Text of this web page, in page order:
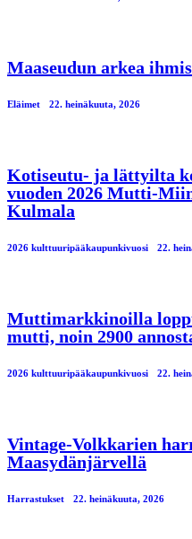
Maaseudun arkea
Eläimet 22. heinäkuuta, 2026
Kotiseutu- ja lättyilta
vuoden 2026 Mutti-
Kulmala
2026 kulttuuripääkaupunkivuosi 22.
Muttimarkkinoilla
mutti, noin 2900
2026 kulttuuripääkaupunkivuosi 22.
Vintage-Volkkarien
Maasydänjärvellä
Harrastukset 22. heinäkuuta, 2026